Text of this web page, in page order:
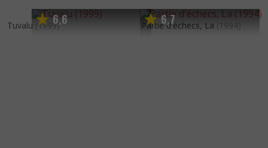
6,6
Tuvalu (1999) 6,7
Partie d'échecs, La (1994)